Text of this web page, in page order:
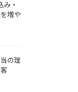
み・
増や
の理